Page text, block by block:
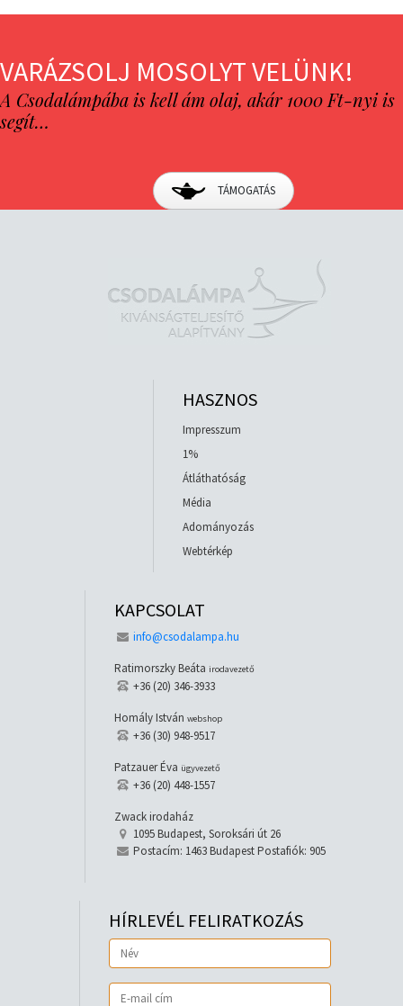
VARÁZSOLJ MOSOLYT VELÜNK!
A Csodalámpába is kell ám olaj, akár 1000 Ft-nyi is
segít…
TÁMOGATÁS
HASZNOS
Impresszum
1%
Átláthatóság
Média
Adományozás
Webtérkép
KAPCSOLAT
info@csodalampa.hu
Ratimorszky Beáta irodavezető
+36 (20) 346-3933
Homály István webshop
+36 (30) 948-9517
Patzauer Éva ügyvezető
+36 (20) 448-1557
Zwack irodaház
1095 Budapest, Soroksári út 26
Postacím: 1463 Budapest Postafiók: 905
HÍRLEVÉL FELIRATKOZÁS